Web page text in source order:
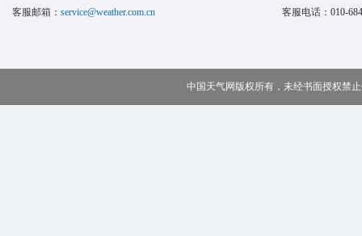
客服邮箱： service@weather.com.cn 客服电话： 010-
中国天气网版权所有，未经书面授权